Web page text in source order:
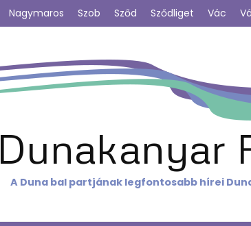
Nagymaros Szob Sződ Sződliget Vác
Dunakanyar
A Duna bal partjának legfontosabb hírei